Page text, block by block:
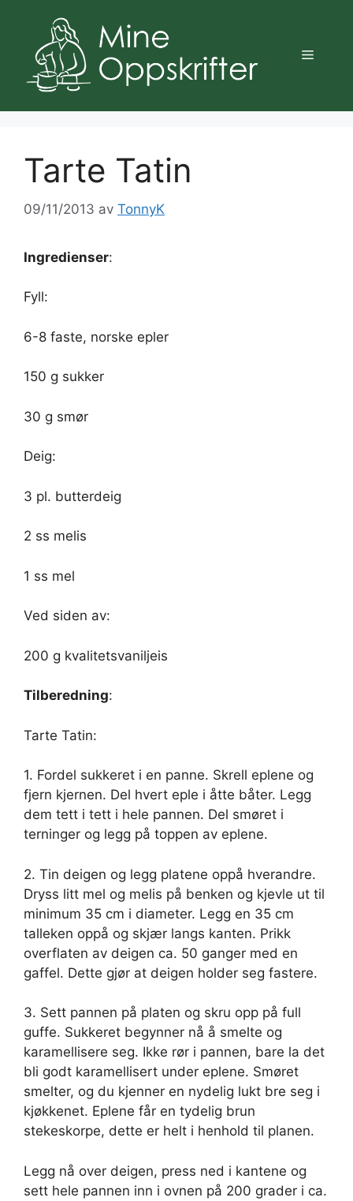
innhold
Meny
Tarte Tatin
09/11/2013 av TonnyK
Ingredienser:
Fyll:
6-8 faste, norske epler
150 g sukker
30 g smør
Deig:
3 pl. butterdeig
2 ss melis
1 ss mel
Ved siden av:
200 g kvalitetsvaniljeis
Tilberedning:
Tarte Tatin:
1. Fordel sukkeret i en panne. Skrell eplene og
fjern kjernen. Del hvert eple i åtte båter. Legg
dem tett i tett i hele pannen. Del smøret i
terninger og legg på toppen av eplene.
2. Tin deigen og legg platene oppå hverandre.
Dryss litt mel og melis på benken og kjevle ut til
minimum 35 cm i diameter. Legg en 35 cm
talleken oppå og skjær langs kanten. Prikk
overflaten av deigen ca. 50 ganger med en
gaffel. Dette gjør at deigen holder seg fastere.
3. Sett pannen på platen og skru opp på full
guffe. Sukkeret begynner nå å smelte og
karamellisere seg. Ikke rør i pannen, bare la det
bli godt karamellisert under eplene. Smøret
smelter, og du kjenner en nydelig lukt bre seg i
kjøkkenet. Eplene får en tydelig brun
stekeskorpe, dette er helt i henhold til planen.
Legg nå over deigen, press ned i kantene og
sett hele pannen inn i ovnen på 200 grader i ca.